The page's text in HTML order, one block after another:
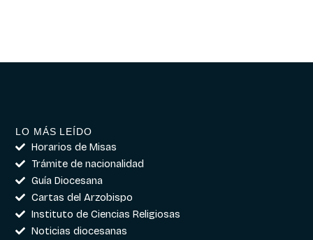
LO MÁS LEÍDO
Horarios de Misas
Trámite de nacionalidad
Guía Diocesana
Cartas del Arzobispo
Instituto de Ciencias Religiosas
Noticias diocesanas